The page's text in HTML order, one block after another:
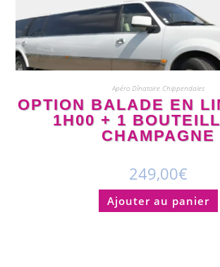
Apéro Dînatoire Chippendales
OPTION BALADE EN
1H00 + 1
CHAMPAGNE
249,00€
Ajouter au panier